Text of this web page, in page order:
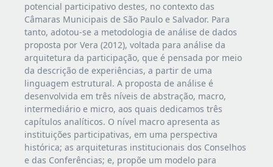
potencial participativo destes, no contexto das
Câmaras Municipais de São Paulo e Salvador. Para
tanto, adotou-se a metodologia de análise de dados
proposta por Vera (2012), voltada para análise da
arquitetura da participação, que é pensada por meio
da descrição de experiências, a partir de uma
linguagem estrutural. A proposta de análise é
desenvolvida em três níveis de abstração, macro,
intermediário e micro, aos quais dedicamos três
capítulos analíticos. O nível macro apresenta as
instituições participativas, em uma perspectiva
histórica; as arquiteturas institucionais dos Conselhos
e das Conferências; e, propõe um modelo para